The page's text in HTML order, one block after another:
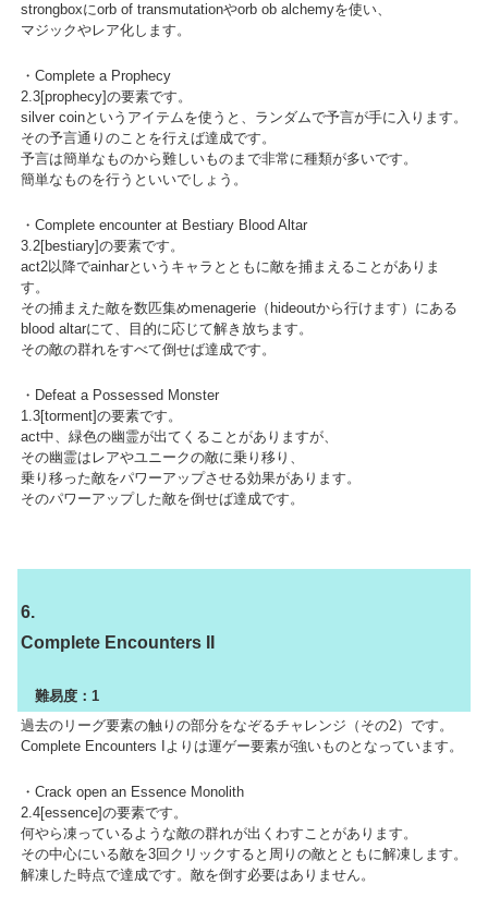
strongboxにorb of transmutationやorb ob alchemyを使い、
マジックやレア化します。
・Complete a Prophecy
2.3[prophecy]の要素です。
silver coinというアイテムを使うと、ランダムで予言が手に入ります。
その予言通りのことを行えば達成です。
予言は簡単なものから難しいものまで非常に種類が多いです。
簡単なものを行うといいでしょう。
・Complete encounter at Bestiary Blood Altar
3.2[bestiary]の要素です。
act2以降でainharというキャラとともに敵を捕まえることがありま
す。
その捕まえた敵を数匹集めmenagerie（hideoutから行けます）にある
blood altarにて、目的に応じて解き放ちます。
その敵の群れをすべて倒せば達成です。
・Defeat a Possessed Monster
1.3[torment]の要素です。
act中、緑色の幽霊が出てくることがありますが、
その幽霊はレアやユニークの敵に乗り移り、
乗り移った敵をパワーアップさせる効果があります。
そのパワーアップした敵を倒せば達成です。
6.
Complete Encounters II
難易度：1
過去のリーグ要素の触りの部分をなぞるチャレンジ（その2）です。
Complete Encounters Iよりは運ゲー要素が強いものとなっています。
・Crack open an Essence Monolith
2.4[essence]の要素です。
何やら凍っているような敵の群れが出くわすことがあります。
その中心にいる敵を3回クリックすると周りの敵とともに解凍します。
解凍した時点で達成です。敵を倒す必要はありません。